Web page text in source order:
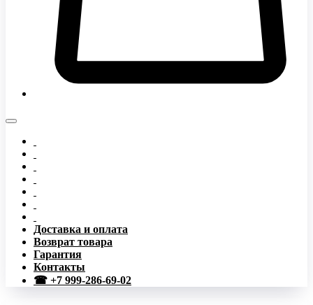
Доставка и оплата
Возврат товара
Гарантия
Контакты
☎ +7 999-286-69-02